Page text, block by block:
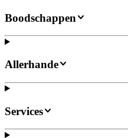
Boodschappen
Allerhande
Services